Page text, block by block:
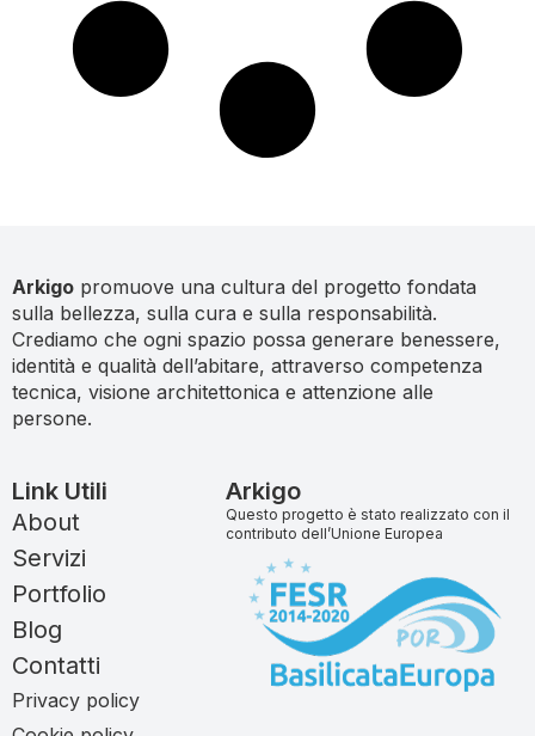
Arkigo promuove una cultura del progetto fondata
sulla bellezza, sulla cura e sulla responsabilità.
Crediamo che ogni spazio possa generare benessere,
identità e qualità dell’abitare, attraverso competenza
tecnica, visione architettonica e attenzione alle
persone.
Link Utili
About
Servizi
Portfolio
Blog
Contatti
Privacy policy
Arkigo
Questo progetto è stato realizzato con il
contributo dell’Unione Europea